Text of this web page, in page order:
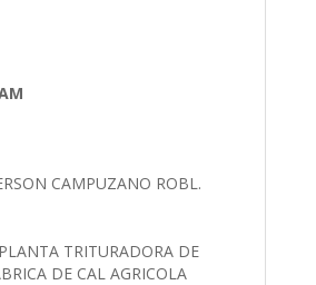
CAMPUZANO ROBL.
TRITURADORA DE
DE CAL AGRICOLA